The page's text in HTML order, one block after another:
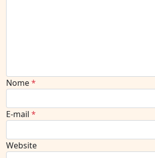
Nome*
E-mail *
Website